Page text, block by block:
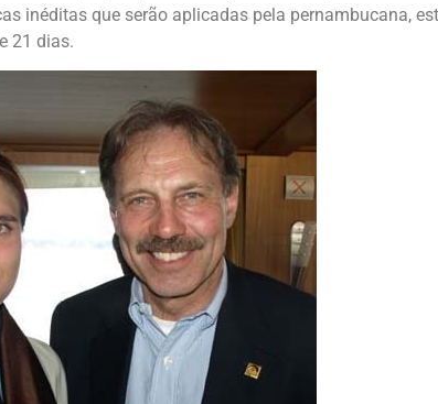
inéditas que serão aplicadas pela pernambucana,
21 dias.